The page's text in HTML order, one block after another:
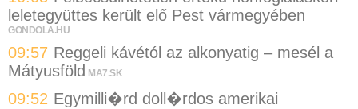
leletegyüttes került elő Pest vármegyében
GONDOLA.HU
09:57 Reggeli kávétól az alkonyatig – mesél a
Mátyusföld MA7.SK
09:52 Egymilli�rd doll�rdos amerikai